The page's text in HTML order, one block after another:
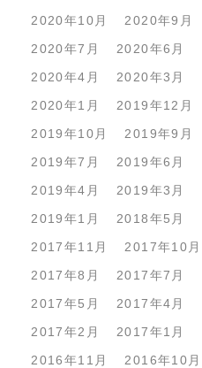
2020年10月
2020年9月
2020年7月
2020年6月
2020年4月
2020年3月
2020年1月
2019年12月
2019年10月
2019年9月
2019年7月
2019年6月
2019年4月
2019年3月
2019年1月
2018年5月
2017年11月
2017年10月
2017年8月
2017年7月
2017年5月
2017年4月
2017年2月
2017年1月
2016年11月
2016年10月